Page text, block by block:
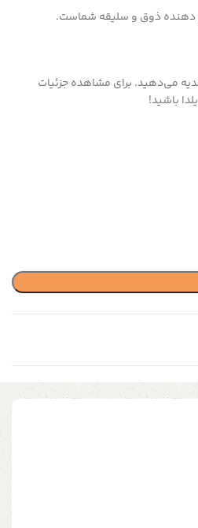
دهنده ذوق و سلیقه شماست.
می‌دهید. برای مشاهده جزئیات
باشید!